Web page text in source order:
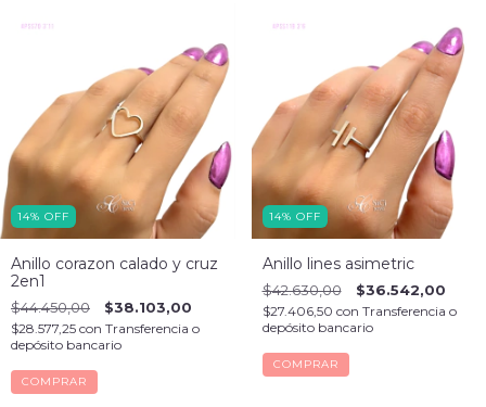
14% OFF
Anillo corazon calado y cruz
2en1
$44.450,00 $38.103,00
$28.577,25 con Transferencia o
depósito bancario
COMPRAR
14% OFF
Anillo lines asimetric
$42.630,00 $36.542,00
$27.406,50 con Transferencia o
depósito bancario
COMPRAR